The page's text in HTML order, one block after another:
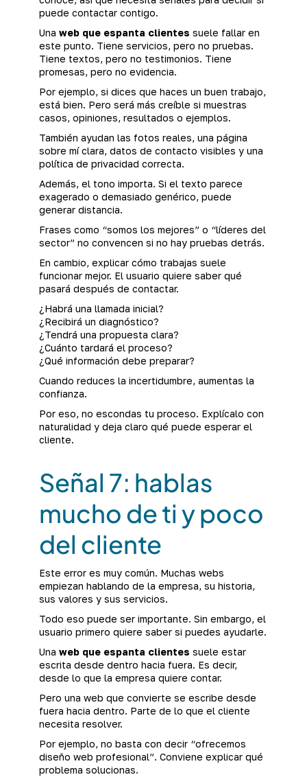
puede contactar contigo.
Unaweb que espanta clientes suele fallar en
este punto. Tiene servicios, pero no pruebas.
Tiene textos, pero no testimonios. Tiene
promesas, pero no evidencia.
Por ejemplo, si dices que haces un buen trabajo,
está bien. Pero será más creíble si muestras
casos, opiniones, resultados o ejemplos.
También ayudan las fotos reales, una página
sobre mí clara, datos de contacto visibles y una
política de privacidad correcta.
Además, el tono importa. Si el texto parece
exagerado o demasiado genérico, puede
generar distancia.
Frases como “somos los mejores” o “líderes del
sector” no convencen si no hay pruebas detrás.
En cambio, explicar cómo trabajas suele
funcionar mejor. El usuario quiere saber qué
pasará después de contactar.
¿Habrá una llamada inicial?
¿Recibirá un diagnóstico?
¿Tendrá una propuesta clara?
¿Cuánto tardará el proceso?
¿Qué información debe preparar?
Cuando reduces la incertidumbre, aumentas la
confianza.
Por eso, no escondas tu proceso. Explícalo con
naturalidad y deja claro qué puede esperar el
cliente.
Señal 7: hablas
mucho de ti y poco
del cliente
Este error es muy común. Muchas webs
empiezan hablando de la empresa, su historia,
sus valores y sus servicios.
Todo eso puede ser importante. Sin embargo, el
usuario primero quiere saber si puedes ayudarle.
Unaweb que espanta clientes suele estar
escrita desde dentro hacia fuera. Es decir,
desde lo que la empresa quiere contar.
Pero una web que convierte se escribe desde
fuera hacia dentro. Parte de lo que el cliente
necesita resolver.
Por ejemplo, no basta con decir “ofrecemos
diseño web profesional”. Conviene explicar qué
problema solucionas.